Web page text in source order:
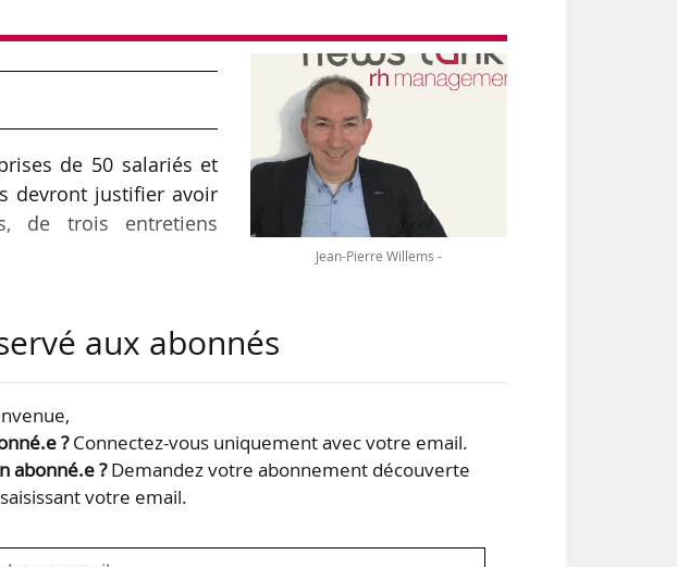
de 50 salariés et
devront justifier avoir
de trois entretiens
Jean-Pierre Willems -
aux abonnés
?Connectez-vous uniquement avec votre email.
abonné.e ?Demandez votre abonnement découverte
votre email.